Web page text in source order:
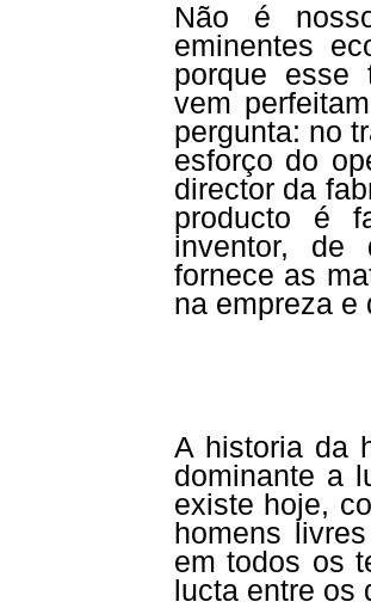
Não é
eminentes
porque esse
vem
pergunta: no
esforço do
director da
producto é
inventor, de
fornece as
na empreza
A historia da
dominante a
existe hoje,
homens
em todos os
lucta entre